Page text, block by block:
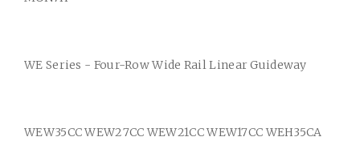
WE Series - Four-Row Wide Rail Linear Guideway
WEW35CC WEW27CC WEW21CC WEW17CC WEH35CA